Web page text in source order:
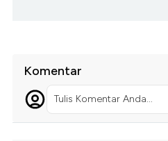
Komentar
Tulis Komentar Anda...